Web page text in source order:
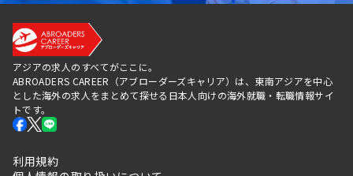
アジアの求人のすべてがここに。
ABROADERS CAREER（アブローダーズキャリア）は、東南アジアを中心
とした海外の求人をまとめて探せる日本人向けの海外就職・転職情報サイ
トです。
利用規約